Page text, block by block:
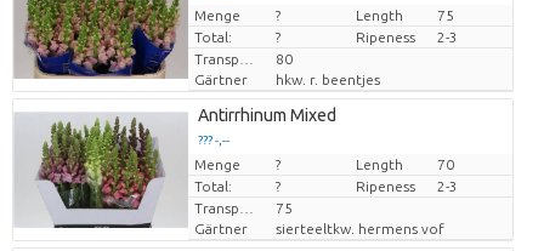
Preis pro Stück
Menge ? Length
75
Total:
? Ripeness
2-3
80
Gärtner
hkw. r. beentjes
Antirrhinum Mixed
??? -,--
Preis pro Stück
Menge ? Length
70
Total:
? Ripeness
2-3
75
Gärtner
sierteeltkw. hermens vof